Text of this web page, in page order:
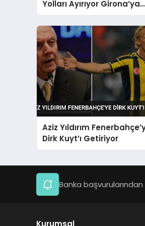
Yolları Ayırıyor Girona’ya
Dönüyor
Aziz Yıldırım
Dirk Kuyt’ı Getiriyor
Banka
Kurumsal